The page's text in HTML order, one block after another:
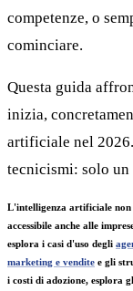
competenze, o
cominciare.
Questa guida
inizia,
artificiale nel
tecnicismi: solo
L'intelligenza artificiale non
accessibile anche alle
esplora i casi d'uso degli
marketing e vendite e gli
i costi di adozione, esplora